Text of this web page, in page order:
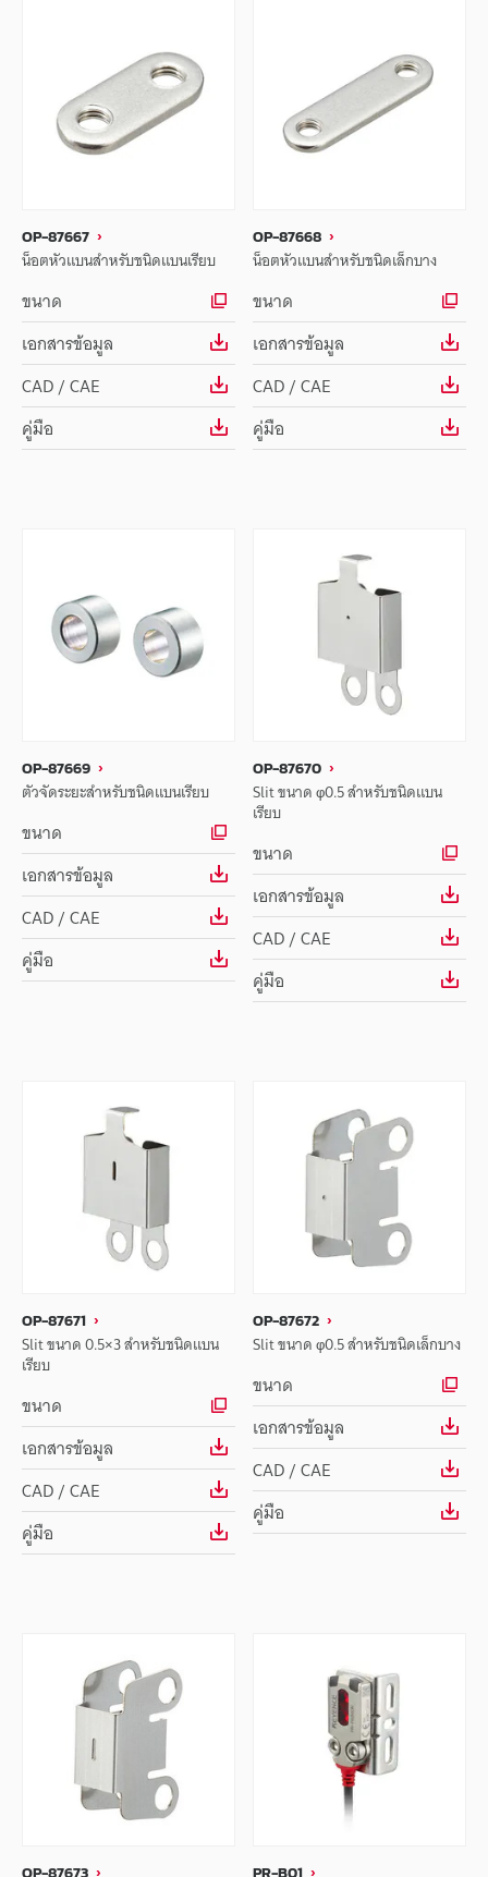
OP-87667
น็อตหัวแบนสำหรับชนิดแบนเรียบ
ขนาด
เอกสารข้อมูล
CAD / CAE
คู่มือ
OP-87668
น็อตหัวแบนสำหรับชนิดเล็กบาง
ขนาด
เอกสารข้อมูล
CAD / CAE
คู่มือ
OP-87669
ตัวจัดระยะสำหรับชนิดแบนเรียบ
ขนาด
เอกสารข้อมูล
CAD / CAE
คู่มือ
OP-87670
Slit ขนาด φ0.5 สำหรับชนิดแบน
เรียบ
ขนาด
เอกสารข้อมูล
CAD / CAE
คู่มือ
OP-87671
Slit ขนาด 0.5×3 สำหรับชนิดแบน
เรียบ
ขนาด
เอกสารข้อมูล
CAD / CAE
คู่มือ
OP-87672
Slit ขนาด φ0.5 สำหรับชนิดเล็กบาง
ขนาด
เอกสารข้อมูล
CAD / CAE
คู่มือ
OP-87673 PR-B01